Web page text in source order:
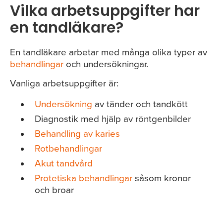
Vilka arbetsuppgifter har
en tandläkare?
En tandläkare arbetar med många olika typer av
behandlingar och undersökningar.
Vanliga arbetsuppgifter är:
Undersökning av tänder och tandkött
Diagnostik med hjälp av röntgenbilder
Behandling av karies
Rotbehandlingar
Akut tandvård
Protetiska behandlingar såsom kronor
och broar